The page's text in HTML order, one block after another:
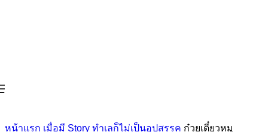
หน้าแรก เมื่อมี Story ทำเลก็ไม่เป็นอุปสรรค ก๋วยเตี๋ยวหมู